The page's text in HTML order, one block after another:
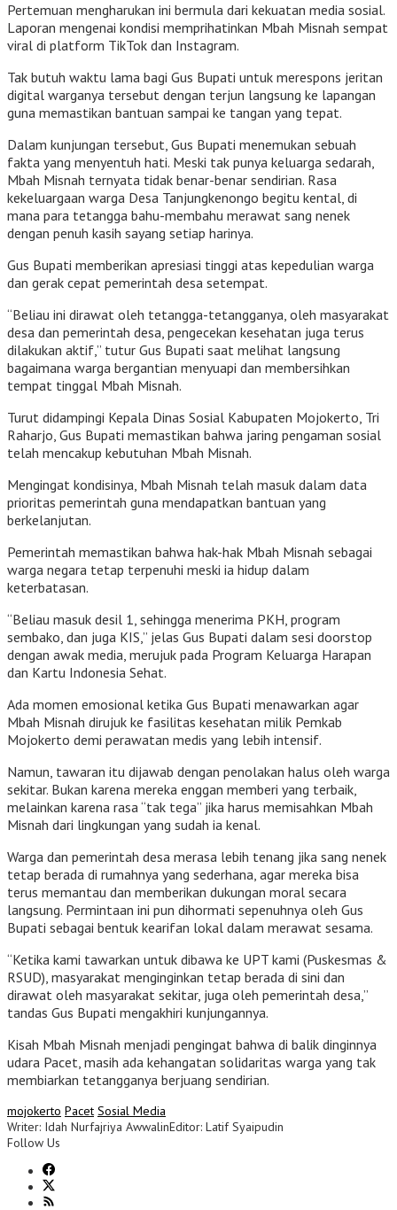
Pertemuan mengharukan ini bermula dari kekuatan media sosial.
Laporan mengenai kondisi memprihatinkan Mbah Misnah sempat
viral di platform TikTok dan Instagram.
Tak butuh waktu lama bagi Gus Bupati untuk merespons jeritan
digital warganya tersebut dengan terjun langsung ke lapangan
guna memastikan bantuan sampai ke tangan yang tepat.
Dalam kunjungan tersebut, Gus Bupati menemukan sebuah
fakta yang menyentuh hati. Meski tak punya keluarga sedarah,
Mbah Misnah ternyata tidak benar-benar sendirian. Rasa
kekeluargaan warga Desa Tanjungkenongo begitu kental, di
mana para tetangga bahu-membahu merawat sang nenek
dengan penuh kasih sayang setiap harinya.
Gus Bupati memberikan apresiasi tinggi atas kepedulian warga
dan gerak cepat pemerintah desa setempat.
“Beliau ini dirawat oleh tetangga-tetangganya, oleh masyarakat
desa dan pemerintah desa, pengecekan kesehatan juga terus
dilakukan aktif,” tutur Gus Bupati saat melihat langsung
bagaimana warga bergantian menyuapi dan membersihkan
tempat tinggal Mbah Misnah.
Turut didampingi Kepala Dinas Sosial Kabupaten Mojokerto, Tri
Raharjo, Gus Bupati memastikan bahwa jaring pengaman sosial
telah mencakup kebutuhan Mbah Misnah.
Mengingat kondisinya, Mbah Misnah telah masuk dalam data
prioritas pemerintah guna mendapatkan bantuan yang
berkelanjutan.
Pemerintah memastikan bahwa hak-hak Mbah Misnah sebagai
warga negara tetap terpenuhi meski ia hidup dalam
keterbatasan.
“Beliau masuk desil 1, sehingga menerima PKH, program
sembako, dan juga KIS,” jelas Gus Bupati dalam sesi doorstop
dengan awak media, merujuk pada Program Keluarga Harapan
dan Kartu Indonesia Sehat.
Ada momen emosional ketika Gus Bupati menawarkan agar
Mbah Misnah dirujuk ke fasilitas kesehatan milik Pemkab
Mojokerto demi perawatan medis yang lebih intensif.
Namun, tawaran itu dijawab dengan penolakan halus oleh warga
sekitar. Bukan karena mereka enggan memberi yang terbaik,
melainkan karena rasa “tak tega” jika harus memisahkan Mbah
Misnah dari lingkungan yang sudah ia kenal.
Warga dan pemerintah desa merasa lebih tenang jika sang nenek
tetap berada di rumahnya yang sederhana, agar mereka bisa
terus memantau dan memberikan dukungan moral secara
langsung. Permintaan ini pun dihormati sepenuhnya oleh Gus
Bupati sebagai bentuk kearifan lokal dalam merawat sesama.
“Ketika kami tawarkan untuk dibawa ke UPT kami (Puskesmas &
RSUD), masyarakat menginginkan tetap berada di sini dan
dirawat oleh masyarakat sekitar, juga oleh pemerintah desa,”
tandas Gus Bupati mengakhiri kunjungannya.
Kisah Mbah Misnah menjadi pengingat bahwa di balik dinginnya
udara Pacet, masih ada kehangatan solidaritas warga yang tak
membiarkan tetangganya berjuang sendirian.
mojokerto Pacet Sosial Media
Writer: Idah Nurfajriya AwwalinEditor: Latif Syaipudin
Follow Us